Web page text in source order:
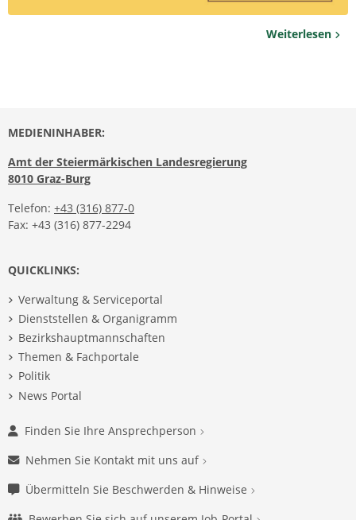
Weiterlesen
MEDIENINHABER:
Amt der Steiermärkischen Landesregierung
8010 Graz-Burg
Telefon: +43 (316) 877-0
Fax: +43 (316) 877-2294
QUICKLINKS:
Verwaltung & Serviceportal
Dienststellen & Organigramm
Bezirkshauptmannschaften
Themen & Fachportale
Politik
News Portal
Finden Sie Ihre Ansprechperson
Nehmen Sie Kontakt mit uns auf
Übermitteln Sie Beschwerden & Hinweise